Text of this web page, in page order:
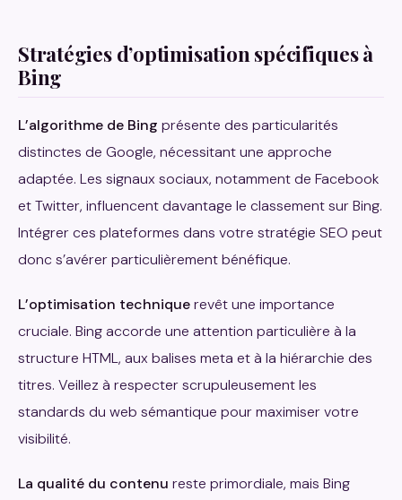
Stratégies d’optimisation spécifiques à
Bing
L’algorithme de Bing présente des particularités
distinctes de Google, nécessitant une approche
adaptée. Les signaux sociaux, notamment de Facebook
et Twitter, influencent davantage le classement sur Bing.
Intégrer ces plateformes dans votre stratégie SEO peut
donc s’avérer particulièrement bénéfique.
L’optimisation techniquerevêt une importance
cruciale. Bing accorde une attention particulière à la
structure HTML, aux balises meta et à la hiérarchie des
titres. Veillez à respecter scrupuleusement les
standards du web sémantique pour maximiser votre
visibilité.
La qualité du contenu reste primordiale, mais Bing